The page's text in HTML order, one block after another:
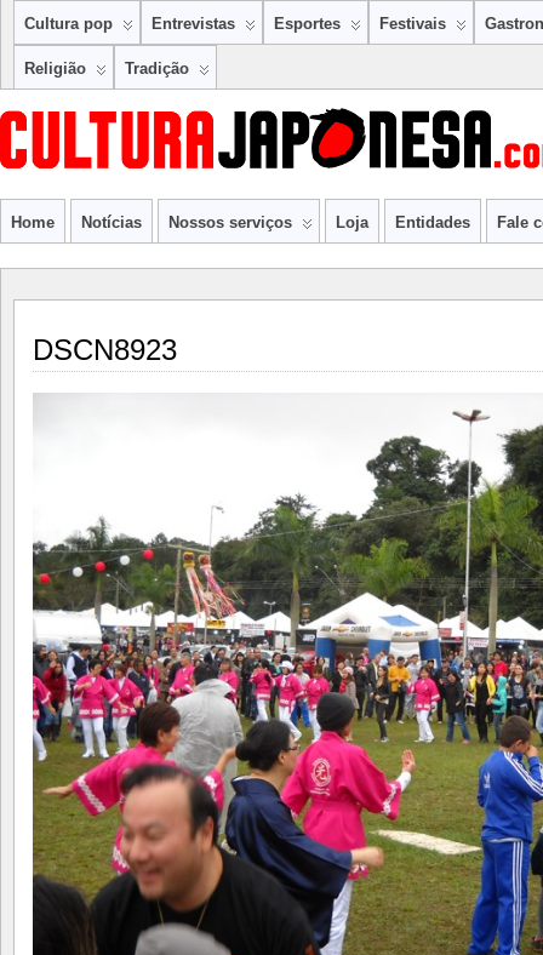
Cultura pop Entrevistas Esportes Festivais
Religião Tradição
Home Notícias Nossos serviços Loja Entidades Fale
DSCN8923